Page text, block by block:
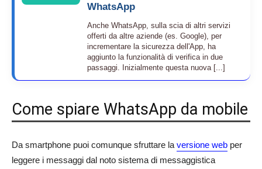
WhatsApp
Anche WhatsApp, sulla scia di altri servizi
offerti da altre aziende (es. Google), per
incrementare la sicurezza dell'App, ha
aggiunto la funzionalità di verifica in due
passaggi. Inizialmente questa nuova [...]
Come spiare WhatsApp da mobile
Da smartphone puoi comunque sfruttare la versione web per
leggere i messaggi dal noto sistema di messaggistica